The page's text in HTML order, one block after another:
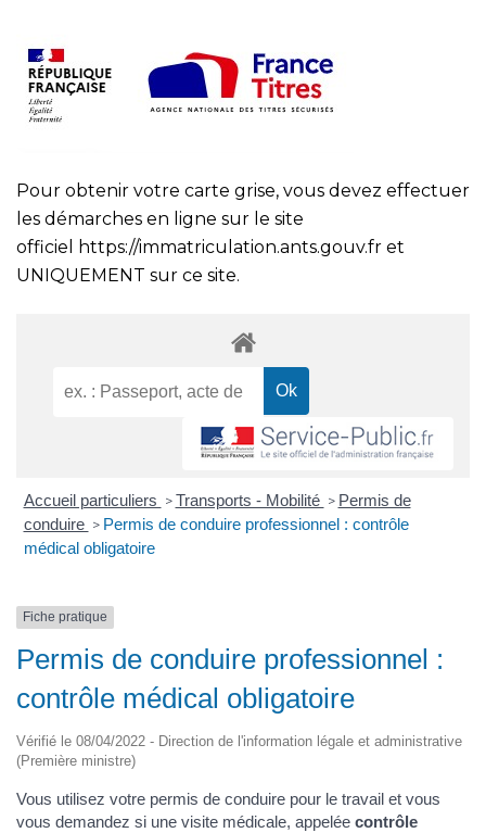
Pour obtenir votre carte grise, vous devez effectuer
les démarches en ligne sur le site
officiel
https://immatriculation.ants.gouv.fr et
UNIQUEMENT sur ce site.
Accueil particuliers > Transports - Mobilité > Permis de
conduire > Permis de conduire professionnel : contrôle
médical obligatoire
Fiche pratique
Permis de conduire professionnel :
contrôle médical obligatoire
Vérifié le 08/04/2022 - Direction de l'information légale et administrative
(Première ministre)
Vous utilisez votre permis de conduire pour le travail et vous
vous demandez si une visite médicale, appelée contrôle